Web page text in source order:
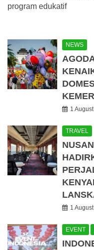
program edukatif
NEWS
1
TRAVEL
1
EVENT